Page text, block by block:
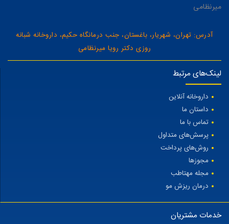
میرنظامی
آدرس: تهران، شهریار، باغستان، جنب درمانگاه حکیم، داروخانه شبانه
روزی دکتر رویا میرنظامی
لینک‌های مرتبط
داروخانه آنلاین
داستان ما
تماس با ما
پرسش‌های متداول
روش‌های پرداخت
مجوزها
مجله مهتاطب
درمان ریزش مو
خدمات مشتریان